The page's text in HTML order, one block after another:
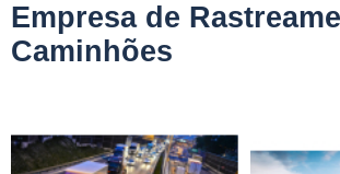
Empresa de
Caminhões